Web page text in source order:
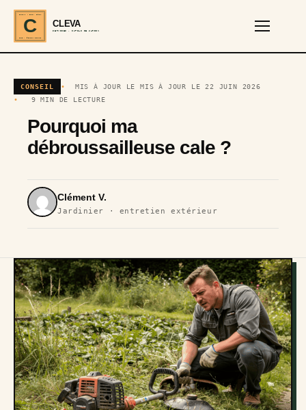
C
CLEVA · EST. 2024
REF · GARDEN TOOLS
CLEVA
SERVICES · OUTILS DE JARDIN
CONSEIL
MIS À JOUR LE MIS À JOUR LE 22 JUIN 2026
9 MIN DE LECTURE
Pourquoi ma
débroussailleuse cale ?
Clément V.
Jardinier · entretien extérieur